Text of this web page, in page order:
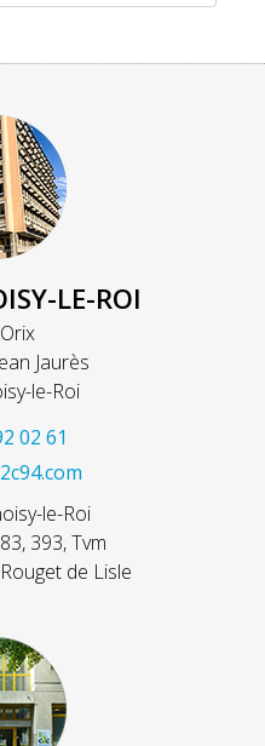
LE-ROI
Jaurès
le-Roi
02 61
le-Roi
393, Tvm
de Lisle